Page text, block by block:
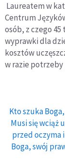
Laureatem w
Centrum
osób, z czego
wyprawki dla
kosztów
w razie potrzeby
Kto szuka
Musi się wciąż
przed oczyma
Boga, swój